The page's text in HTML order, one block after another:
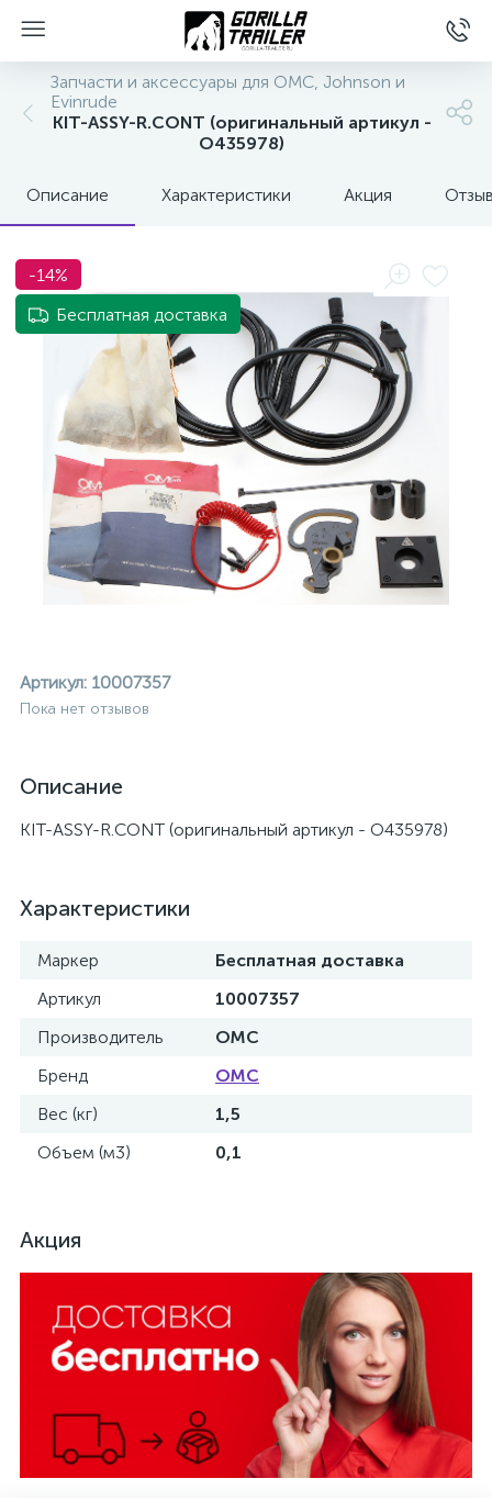
Запчасти и аксессуары для OMC, Johnson и
Evinrude
KIT-ASSY-R.CONT (оригинальный артикул -
O435978)
Описание Характеристики Акция
-14%
Бесплатная доставка
Артикул: 10007357
Пока нет отзывов
Описание
KIT-ASSY-R.CONT (оригинальный артикул - O435978)
Характеристики
Маркер
Бесплатная доставка
Артикул
10007357
Производитель
OMC
Бренд
OMC
Вес (кг)
1,5
Объем (м3)
0,1
Акция